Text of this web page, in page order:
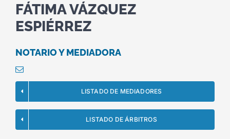
FÁTIMA VÁZQUEZ
ESPIÉRREZ
NOTARIO Y MEDIADORA
LISTADO DE MEDIADORES
LISTADO DE ÁRBITROS